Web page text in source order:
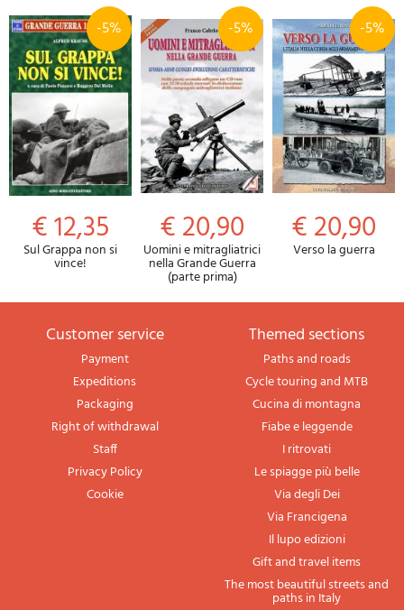
-5%
€ 12,35
Sul Grappa non si
vince!
-5%
€ 20,90
Uomini e mitragliatrici
nella Grande Guerra
(parte prima)
-5%
€ 20,90
Verso la guerra
Customer service
Payment
Expeditions
Packaging
Right of withdrawal
Staff
Privacy Policy
Cookie
themed sections
Paths and roads
Cycle touring and MTB
Cucina di montagna
Fiabe e leggende
I ritrovati
Le spiagge più belle
Via degli Dei
Via Francigena
Il lupo edizioni
Gift and travel items
The most beautiful streets and
paths in Italy